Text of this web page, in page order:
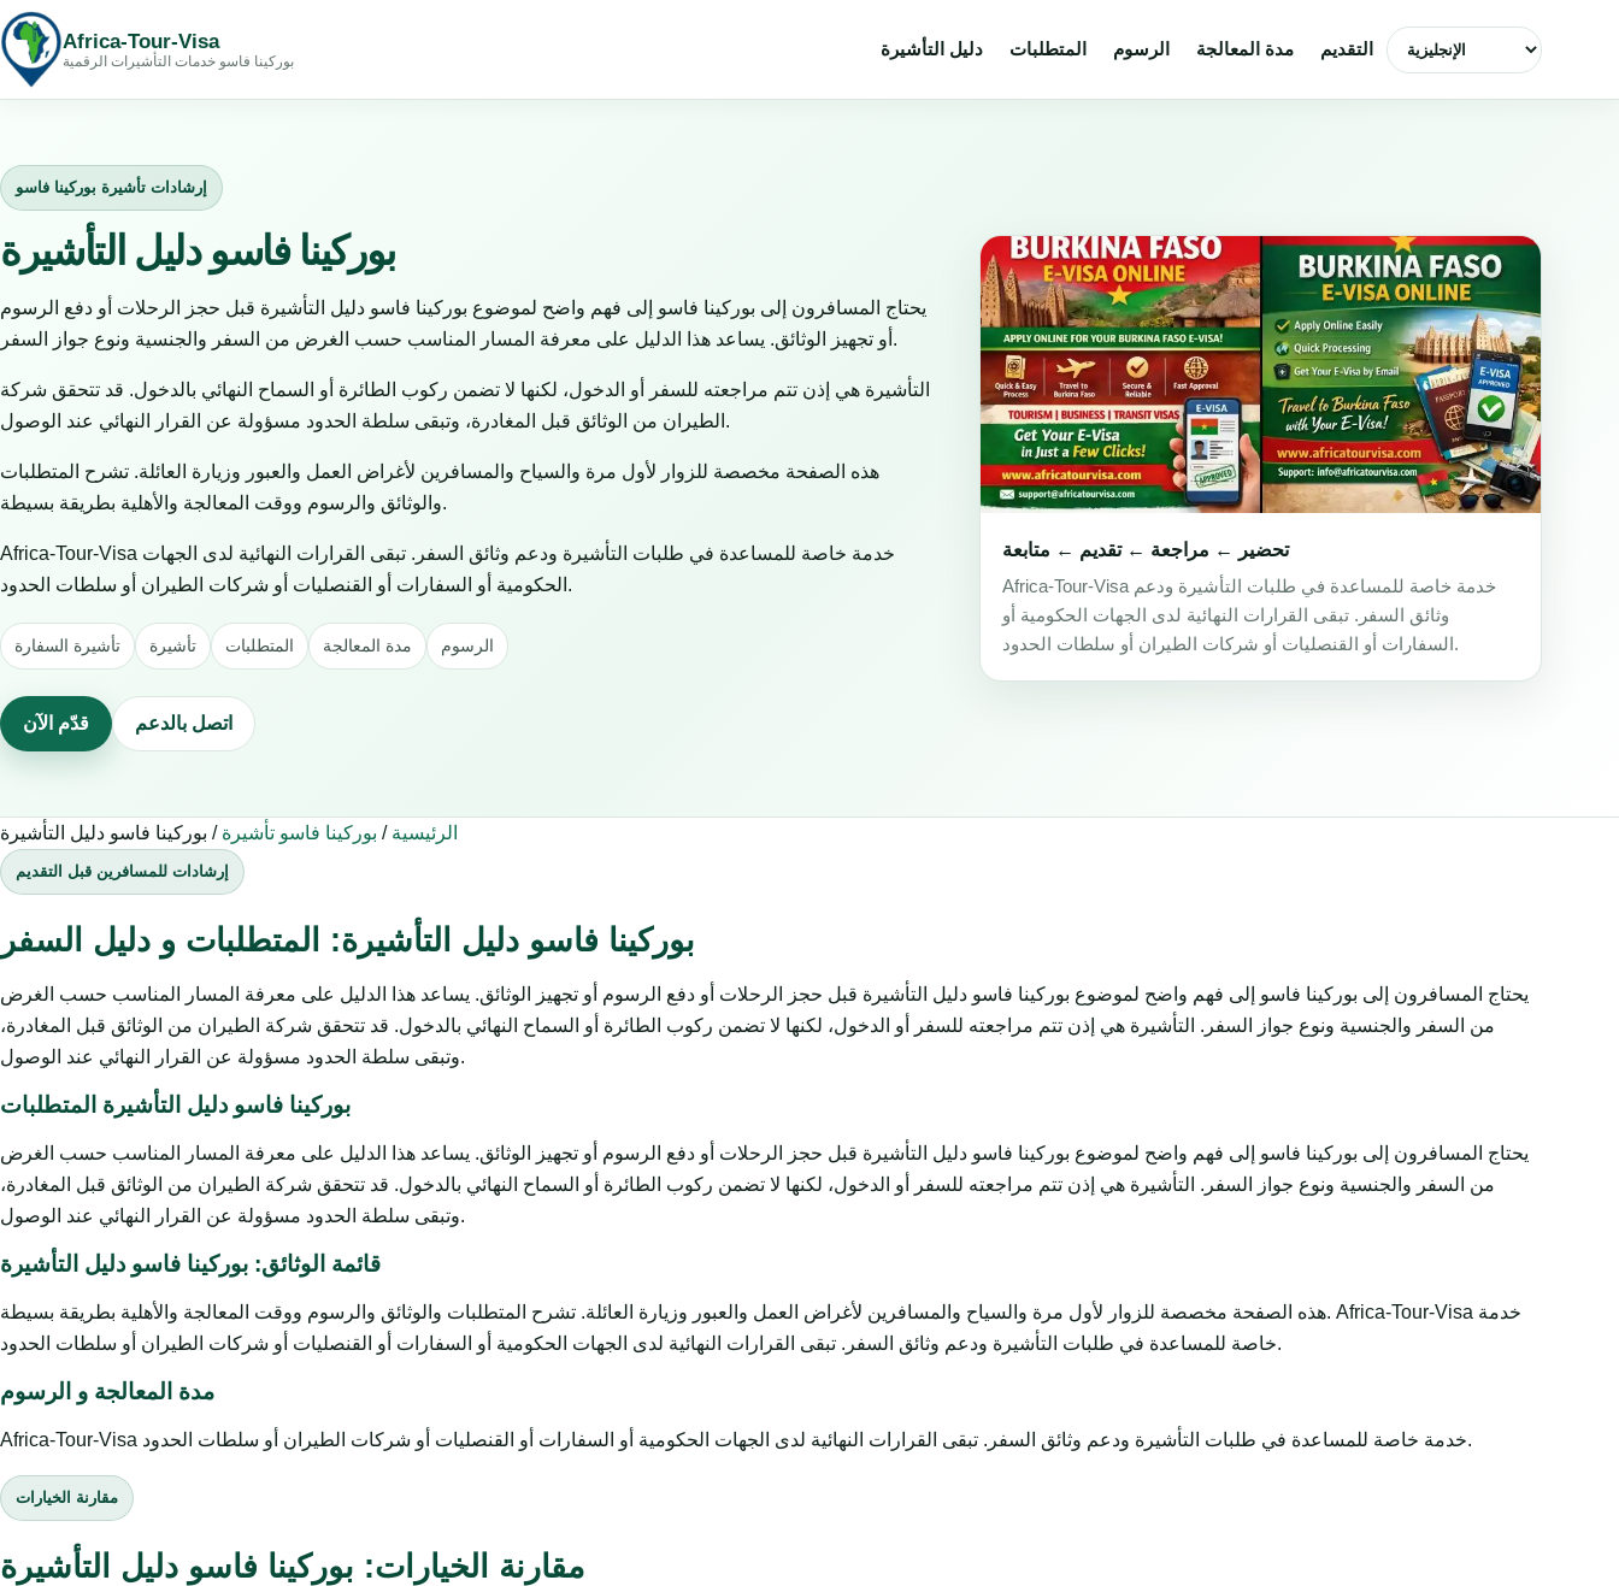
Africa-Tour-Visa
بوركينا فاسو خدمات التأشيرات الرقمية
دليل التأشيرة المتطلبات الرسوم مدة المعالجة التقديم اختر اللغة
إرشادات تأشيرة بوركينا فاسو
بوركينا فاسو دليل التأشيرة
يحتاج المسافرون إلى بوركينا فاسو إلى فهم واضح لموضوع بوركينا فاسو دليل التأشيرة قبل حجز الرحلات أو دفع الرسوم
أو تجهيز الوثائق. يساعد هذا الدليل على معرفة المسار المناسب حسب الغرض من السفر والجنسية ونوع جواز السفر.
التأشيرة هي إذن تتم مراجعته للسفر أو الدخول، لكنها لا تضمن ركوب الطائرة أو السماح النهائي بالدخول. قد تتحقق شركة
الطيران من الوثائق قبل المغادرة، وتبقى سلطة الحدود مسؤولة عن القرار النهائي عند الوصول.
هذه الصفحة مخصصة للزوار لأول مرة والسياح والمسافرين لأغراض العمل والعبور وزيارة العائلة. تشرح المتطلبات
والوثائق والرسوم ووقت المعالجة والأهلية بطريقة بسيطة.
Africa-Tour-Visa خدمة خاصة للمساعدة في طلبات التأشيرة ودعم وثائق السفر. تبقى القرارات النهائية لدى الجهات
الحكومية أو السفارات أو القنصليات أو شركات الطيران أو سلطات الحدود.
تأشيرة السفارة تأشيرة المتطلبات مدة المعالجة الرسوم
قدّم الآن اتصل بالدعم
تحضير ← مراجعة ← تقديم ← متابعة
Africa-Tour-Visa خدمة خاصة للمساعدة في طلبات التأشيرة ودعم
وثائق السفر. تبقى القرارات النهائية لدى الجهات الحكومية أو
السفارات أو القنصليات أو شركات الطيران أو سلطات الحدود.
الرئيسية / بوركينا فاسو تأشيرة / بوركينا فاسو دليل التأشيرة
إرشادات للمسافرين قبل التقديم
بوركينا فاسو دليل التأشيرة: المتطلبات و دليل السفر
يحتاج المسافرون إلى بوركينا فاسو إلى فهم واضح لموضوع بوركينا فاسو دليل التأشيرة قبل حجز الرحلات أو دفع الرسوم أو تجهيز الوثائق. يساعد هذا الدليل على معرفة المسار المناسب حسب الغرض
من السفر والجنسية ونوع جواز السفر. التأشيرة هي إذن تتم مراجعته للسفر أو الدخول، لكنها لا تضمن ركوب الطائرة أو السماح النهائي بالدخول. قد تتحقق شركة الطيران من الوثائق قبل المغادرة،
وتبقى سلطة الحدود مسؤولة عن القرار النهائي عند الوصول.
بوركينا فاسو دليل التأشيرة المتطلبات
يحتاج المسافرون إلى بوركينا فاسو إلى فهم واضح لموضوع بوركينا فاسو دليل التأشيرة قبل حجز الرحلات أو دفع الرسوم أو تجهيز الوثائق. يساعد هذا الدليل على معرفة المسار المناسب حسب الغرض
من السفر والجنسية ونوع جواز السفر. التأشيرة هي إذن تتم مراجعته للسفر أو الدخول، لكنها لا تضمن ركوب الطائرة أو السماح النهائي بالدخول. قد تتحقق شركة الطيران من الوثائق قبل المغادرة،
وتبقى سلطة الحدود مسؤولة عن القرار النهائي عند الوصول.
قائمة الوثائق: بوركينا فاسو دليل التأشيرة
هذه الصفحة مخصصة للزوار لأول مرة والسياح والمسافرين لأغراض العمل والعبور وزيارة العائلة. تشرح المتطلبات والوثائق والرسوم ووقت المعالجة والأهلية بطريقة بسيطة. Africa-Tour-Visa خدمة
خاصة للمساعدة في طلبات التأشيرة ودعم وثائق السفر. تبقى القرارات النهائية لدى الجهات الحكومية أو السفارات أو القنصليات أو شركات الطيران أو سلطات الحدود.
مدة المعالجة و الرسوم
Africa-Tour-Visa خدمة خاصة للمساعدة في طلبات التأشيرة ودعم وثائق السفر. تبقى القرارات النهائية لدى الجهات الحكومية أو السفارات أو القنصليات أو شركات الطيران أو سلطات الحدود.
مقارنة الخيارات
مقارنة الخيارات: بوركينا فاسو دليل التأشيرة